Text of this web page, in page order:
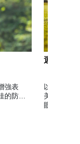
強表
的防護
運動眼鏡
以處方運
美式足球
眼鏡。